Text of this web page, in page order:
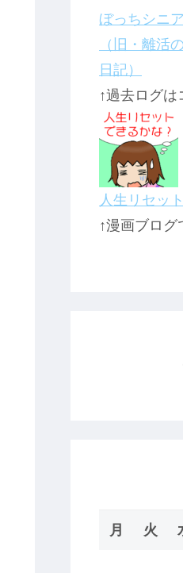
ぼっちシニ
（旧・離活
日記）
↑過去ログは
人生リセッ
↑漫画ブログ
月 火